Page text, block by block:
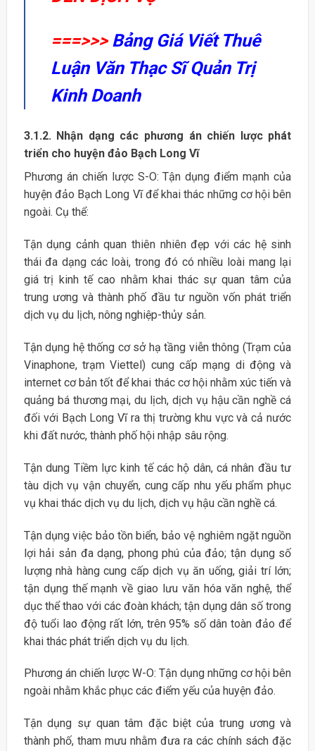
===>>>Bảng Giá Viết Thuê
Luận Văn Thạc Sĩ Quản Trị
Kinh Doanh
3.1.2. Nhận dạng các phương án chiến lược phát
triển cho huyện đảo Bạch Long Vĩ
Phương án chiến lược S-O: Tận dụng điểm mạnh của
huyện đảo Bạch Long Vĩ để khai thác những cơ hội bên
ngoài. Cụ thể:
Tận dụng cảnh quan thiên nhiên đẹp với các hệ sinh
thái đa dạng các loài, trong đó có nhiều loài mang lại
giá trị kinh tế cao nhằm khai thác sự quan tâm của
trung ương và thành phố đầu tư nguồn vốn phát triển
dịch vụ du lịch, nông nghiệp-thủy sản.
Tận dụng hệ thống cơ sở hạ tầng viễn thông (Trạm của
Vinaphone, trạm Viettel) cung cấp mạng di động và
internet cơ bản tốt để khai thác cơ hội nhằm xúc tiến và
quảng bá thương mại, du lịch, dịch vụ hậu cần nghề cá
đối với Bạch Long Vĩ ra thị trường khu vực và cả nước
khi đất nước, thành phố hội nhập sâu rộng.
Tận dung Tiềm lực kinh tế các hộ dân, cá nhân đầu tư
tàu dịch vụ vận chuyển, cung cấp nhu yếu phẩm phục
vụ khai thác dịch vụ du lịch, dịch vụ hậu cần nghề cá.
Tận dụng việc bảo tồn biển, bảo vệ nghiêm ngặt nguồn
lợi hải sản đa dạng, phong phú của đảo; tận dụng số
lượng nhà hàng cung cấp dịch vụ ăn uống, giải trí lớn;
tận dụng thế mạnh về giao lưu văn hóa văn nghệ, thể
dục thể thao với các đoàn khách; tận dụng dân số trong
độ tuổi lao động rất lớn, trên 95% số dân toàn đảo để
khai thác phát triển dịch vụ du lịch.
Phương án chiến lược W-O: Tận dụng những cơ hội bên
ngoài nhằm khắc phục các điểm yếu của huyện đảo.
Tận dụng sự quan tâm đặc biệt của trung ương và
thành phố, tham mưu nhằm đưa ra các chính sách đặc